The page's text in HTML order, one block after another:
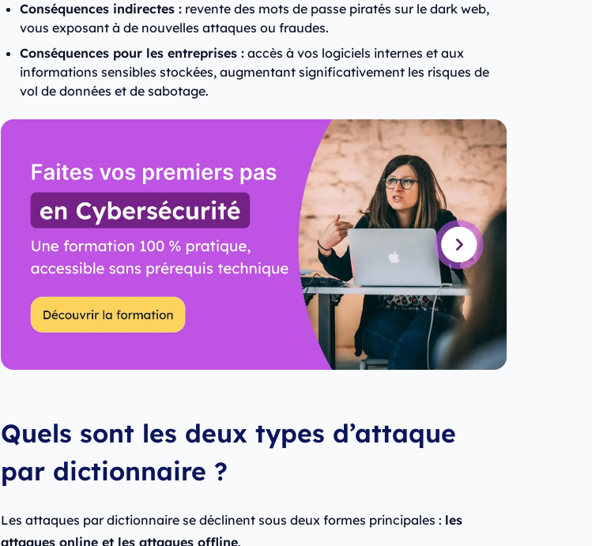
Conséquences indirectes :revente des mots de passe piratés sur le dark web,
vous exposant à de nouvelles attaques ou fraudes.
Conséquences pour les entreprises :accès à vos logiciels internes et aux
informations sensibles stockées, augmentant significativement les risques de
vol de données et de sabotage.
Quels sont les deux types d’attaque
par dictionnaire ?
Les attaques par dictionnaire se déclinent sous deux formes principales : les
attaques online et les attaques offline.